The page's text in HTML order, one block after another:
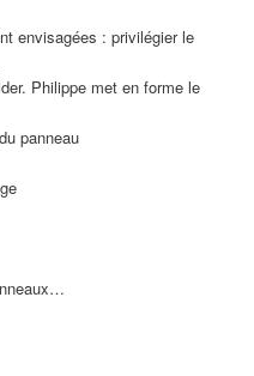
envisagées : privilégier le
Philippe met en forme le
panneau